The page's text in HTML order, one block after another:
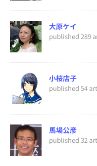
大原ケイ
published 289
小桜店子
published 54
馬場公彦
published 32